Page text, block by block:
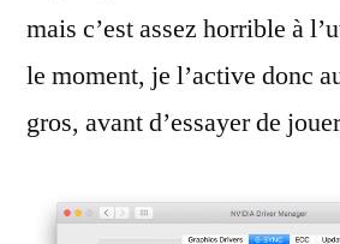
mais c’est assez horrible à
le moment, je l’active donc
gros, avant d’essayer de